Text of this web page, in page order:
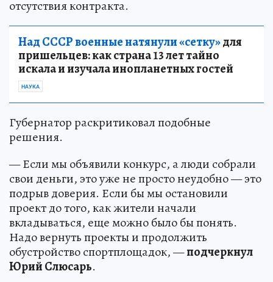
отсутствия контракта.
Над СССР военные натянули «сетку»для
пришельцев: как страна 13 лет тайно
искала и изучала инопланетных гостей
НАУКА
Губернатор раскритиковал подобные
решения.
— Если мы объявили конкурс, а люди собрали
свои деньги, это уже не просто неудобно — это
подрыв доверия. Если бы мы остановили
проект до того, как жители начали
вкладываться, еще можно было бы понять.
Надо вернуть проекты и продолжить
обустройство спортплощадок, —подчеркнул
Юрий Слюсарь.